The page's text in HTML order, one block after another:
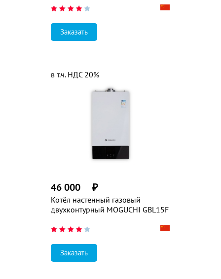
Заказать
Котёл настенный газовый
двухконтурный MOGUCHI GBL15F
46 000 ₽
в т.ч. НДС 20%
Заказать